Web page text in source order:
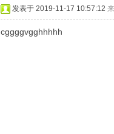
发表于 2019-11-17 10:57:12
cggggvgghhhhh